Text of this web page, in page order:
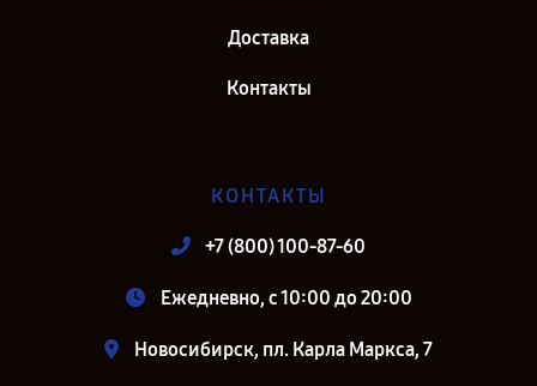
Доставка
Контакты
КОНТАКТЫ
+7 (800) 100-87-60
Ежедневно, с 10:00 до 20:00
Новосибирск, пл. Карла Маркса, 7